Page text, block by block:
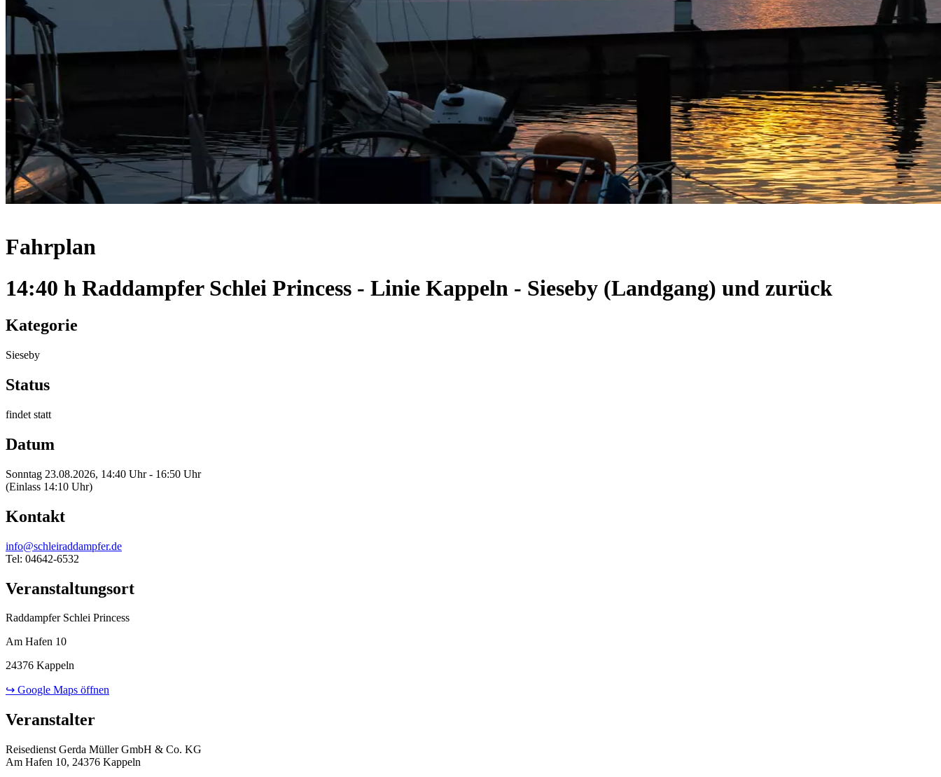
Fahrplan
14:40 h Raddampfer Schlei Princess - Linie Kappeln - Sieseby (Landgang) und zurück
Kategorie
Sieseby
Status
findet statt
Datum
Sonntag 23.08.2026, 14:40 Uhr - 16:50 Uhr
(Einlass 14:10 Uhr)
Kontakt
info@schleiraddampfer.de
Tel: 04642-6532
Veranstaltungsort
Raddampfer Schlei Princess
Am Hafen 10
24376 Kappeln
↪ Google Maps öffnen
Veranstalter
Reisedienst Gerda Müller GmbH & Co. KG
Am Hafen 10, 24376 Kappeln